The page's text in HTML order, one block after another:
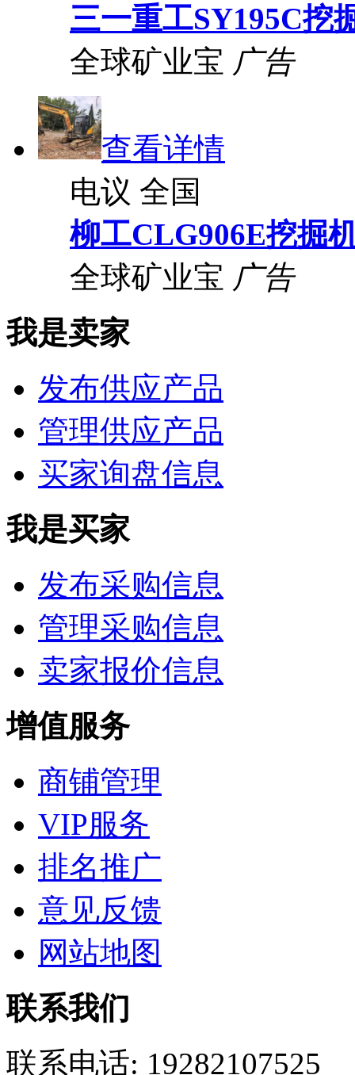
三一重工SY195C挖
全球矿业宝 广告
查看详情
电议 全国
柳工CLG906E挖掘
全球矿业宝 广告
我是卖家
发布供应产品
管理供应产品
买家询盘信息
我是买家
发布采购信息
管理采购信息
卖家报价信息
增值服务
商铺管理
VIP服务
排名推广
意见反馈
网站地图
联系我们
联系电话: 19282107525